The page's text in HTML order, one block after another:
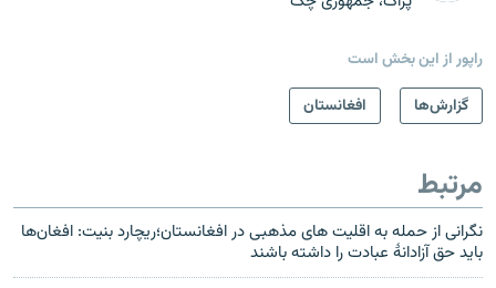
راپور از این بخش است
گزارش‌ها
افغانستان
مرتبط
نگرانی از حمله به اقلیت های مذهبی در افغانستان؛ریچارد بنیت: افغان‌ها
باید حق آزادانهٔ عبادت را داشته باشند